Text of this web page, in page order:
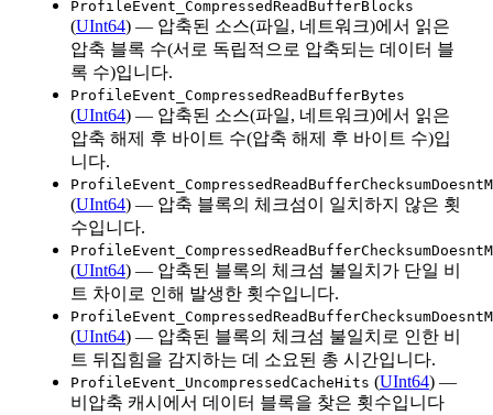
ProfileEvent_CompressedReadBufferBlocks
(UInt64) — 압축된 소스(파일, 네트워크)에서 읽은
압축 블록 수(서로 독립적으로 압축되는 데이터 블
록 수)입니다.
ProfileEvent_CompressedReadBufferBytes
(UInt64) — 압축된 소스(파일, 네트워크)에서 읽은
압축 해제 후 바이트 수(압축 해제 후 바이트 수)입
니다.
(UInt64) — 압축 블록의 체크섬이 일치하지 않은 횟
수입니다.
(UInt64) — 압축된 블록의 체크섬 불일치가 단일 비
트 차이로 인해 발생한 횟수입니다.
(UInt64) — 압축된 블록의 체크섬 불일치로 인한 비
트 뒤집힘을 감지하는 데 소요된 총 시간입니다.
ProfileEvent_UncompressedCacheHits (UInt64) —
비압축 캐시에서 데이터 블록을 찾은 횟수입니다